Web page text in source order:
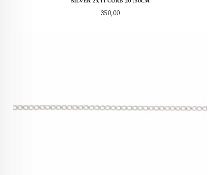
Pris
350,00